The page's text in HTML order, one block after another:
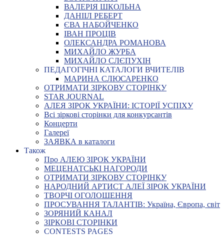
ВАЛЕРІЯ ШКОЛЬНА
ДАНІІЛ РЕБЕРТ
ЄВА НАБОЙЧЕНКО
ІВАН ПРОЦІВ
ОЛЕКСАНДРА РОМАНОВА
МИХАЙЛО ЖУРБА
МИХАЙЛО СЛЄПУХІН
ПЕДАГОГІЧНІ КАТАЛОГИ ВЧИТЕЛІВ
МАРИНА СЛЮСАРЕНКО
ОТРИМАТИ ЗІРКОВУ СТОРІНКУ
STAR JOURNAL
АЛЕЯ ЗІРОК УКРАЇНИ: ІСТОРІЇ УСПІХУ
Всі зіркові сторінки для конкурсантів
Концерти
Галереї
ЗАЯВКА в каталоги
Також
Про АЛЕЮ ЗІРОК УКРАЇНИ
МЕЦЕНАТСЬКІ НАГОРОДИ
ОТРИМАТИ ЗІРКОВУ СТОРІНКУ
НАРОДНИЙ АРТИСТ АЛЕЇ ЗІРОК УКРАЇНИ
ТВОРЧІ ОГОЛОШЕННЯ
ПРОСУВАННЯ ТАЛАНТІВ: Україна, Європа, світ
ЗОРЯНИЙ КАНАЛ
ЗІРКОВІ СТОРІНКИ
CONTESTS PAGES